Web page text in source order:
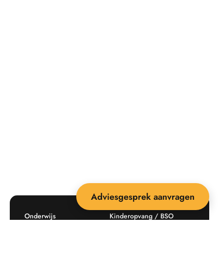
Onderwijs Kinderopvang / BSO
Adviesgesprek aanvragen